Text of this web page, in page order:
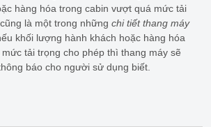
hàng hóa trong cabin vượt quá mức tải
là một trong những chi tiết thang máy
khối lượng hành khách hoặc hàng hóa
tải trọng cho phép thì thang máy sẽ
báo cho người sử dụng biết.